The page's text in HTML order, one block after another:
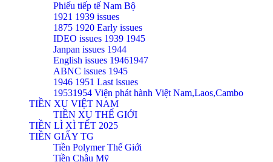
Phiếu tiếp tế Nam Bộ
1921 1939 issues
1875 1920 Early issues
IDEO issues 1939 1945
Janpan issues 1944
English issues 19461947
ABNC issues 1945
1946 1951 Last issues
19531954 Viện phát hành Việt Nam,Laos,Cambo
TIỀN XU VIỆT NAM
TIỀN XU THẾ GIỚI
TIỀN LÌ XÌ TẾT 2025
TIỀN GIẤY TG
Tiền Polymer Thế Giới
Tiền Châu Mỹ